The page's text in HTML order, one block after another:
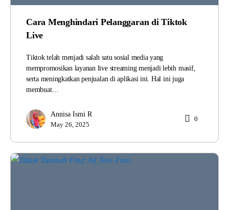
Cara Menghindari Pelanggaran di Tiktok
Live
Tiktok telah menjadi salah satu sosial media yang
mempromosikan layanan live streaming menjadi lebih masif,
serta meningkatkan penjualan di aplikasi ini. Hal ini juga
membuat…
Annisa Ismi R
May 26, 2025
0